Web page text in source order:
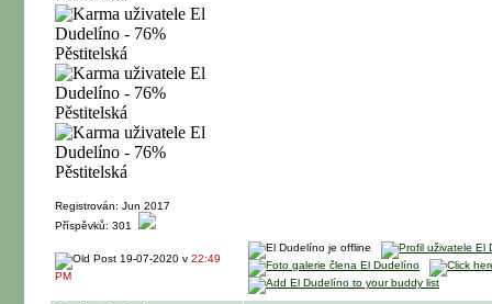
Registrován: Jun 2017
Příspěvků: 301
19-07-2020 v 22:49
PM